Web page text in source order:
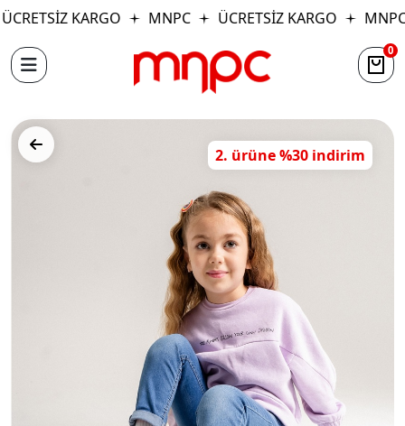
KARGO MNPC ÜCRETSİZ KARGO MNPC
0
2. ürüne %30 indirim